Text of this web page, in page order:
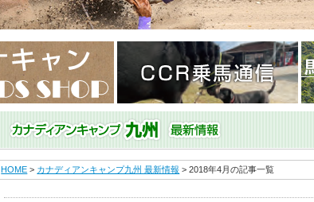
HOME > カナディアンキャンプ九州 最新情報 > 2018年4月の記事一覧